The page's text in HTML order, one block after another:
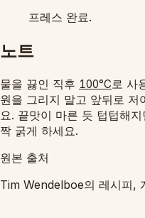
프레스 완료.
노트
물을 끓인 직후 100°C 로 사
원을 그리지 말고 앞뒤로 저
요. 끝맛이 마른 듯 텁텁해
짝 굵게 하세요.
원본 출처
Tim Wendelboe의 레시피,